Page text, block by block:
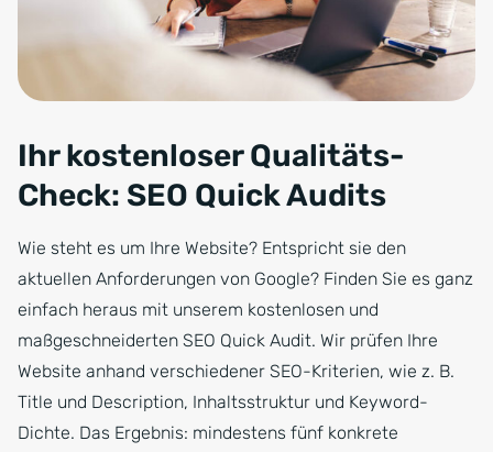
Ihr kostenloser Qualitäts-
Check: SEO Quick Audits
Wie steht es um Ihre Website? Entspricht sie den
aktuellen Anforderungen von Google? Finden Sie es ganz
einfach heraus mit unserem kostenlosen und
maßgeschneiderten SEO Quick Audit. Wir prüfen Ihre
Website anhand verschiedener SEO-Kriterien, wie z. B.
Title und Description, Inhaltsstruktur und Keyword-
Dichte. Das Ergebnis: mindestens fünf konkrete